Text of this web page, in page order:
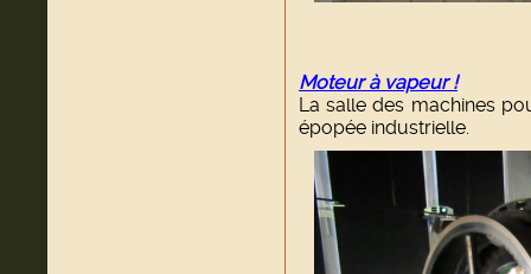
Moteur à vapeur !
La salle des machines
épopée industrielle.